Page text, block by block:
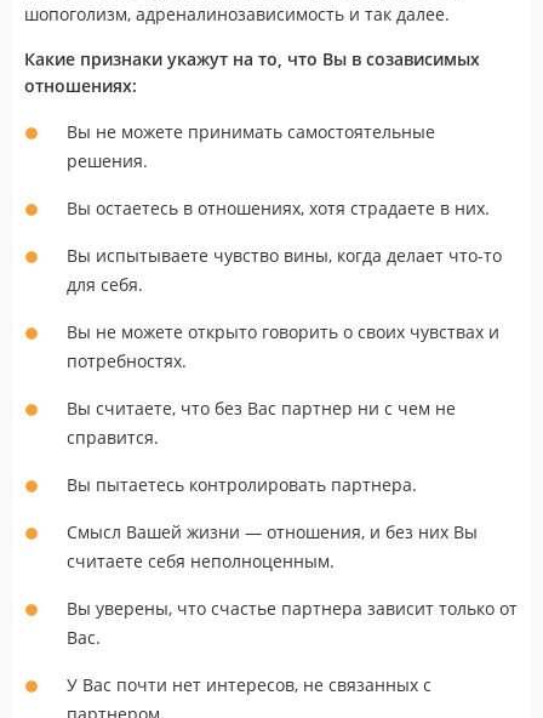
шопоголизм, адреналинозависимость и так далее.
Какие признаки укажут на то, что Вы в созависимых
отношениях:
Вы не можете принимать самостоятельные
решения.
Вы остаетесь в отношениях, хотя страдаете в них.
Вы испытываете чувство вины, когда делает что-то
для себя.
Вы не можете открыто говорить о своих чувствах и
потребностях.
Вы считаете, что без Вас партнер ни с чем не
справится.
Вы пытаетесь контролировать партнера.
Смысл Вашей жизни — отношения, и без них Вы
считаете себя неполноценным.
Вы уверены, что счастье партнера зависит только от
Вас.
У Вас почти нет интересов, не связанных с